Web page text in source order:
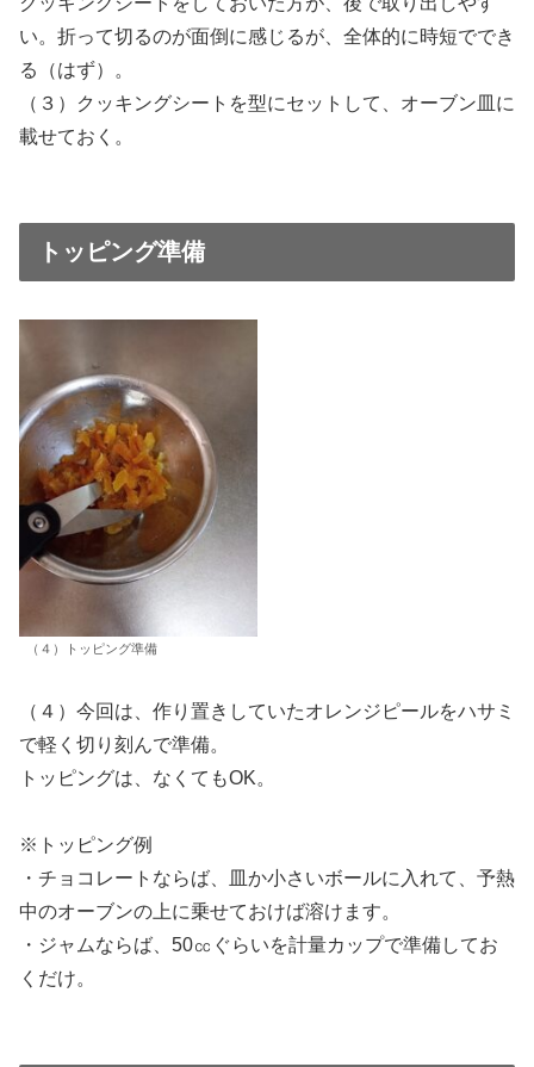
い。折って切るのが面倒に感じるが、全体的に時短ででき
る（はず）。
（３）クッキングシートを型にセットして、オーブン皿に
載せておく。
トッピング準備
（４）トッピング準備
（４）今回は、作り置きしていたオレンジピールをハサミ
で軽く切り刻んで準備。
トッピングは、なくてもOK。
※トッピング例
・チョコレートならば、皿か小さいボールに入れて、予熱
中のオーブンの上に乗せておけば溶けます。
・ジャムならば、50㏄ぐらいを計量カップで準備してお
くだけ。